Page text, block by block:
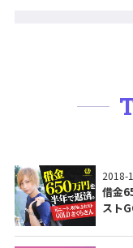
2018-
借金
スト